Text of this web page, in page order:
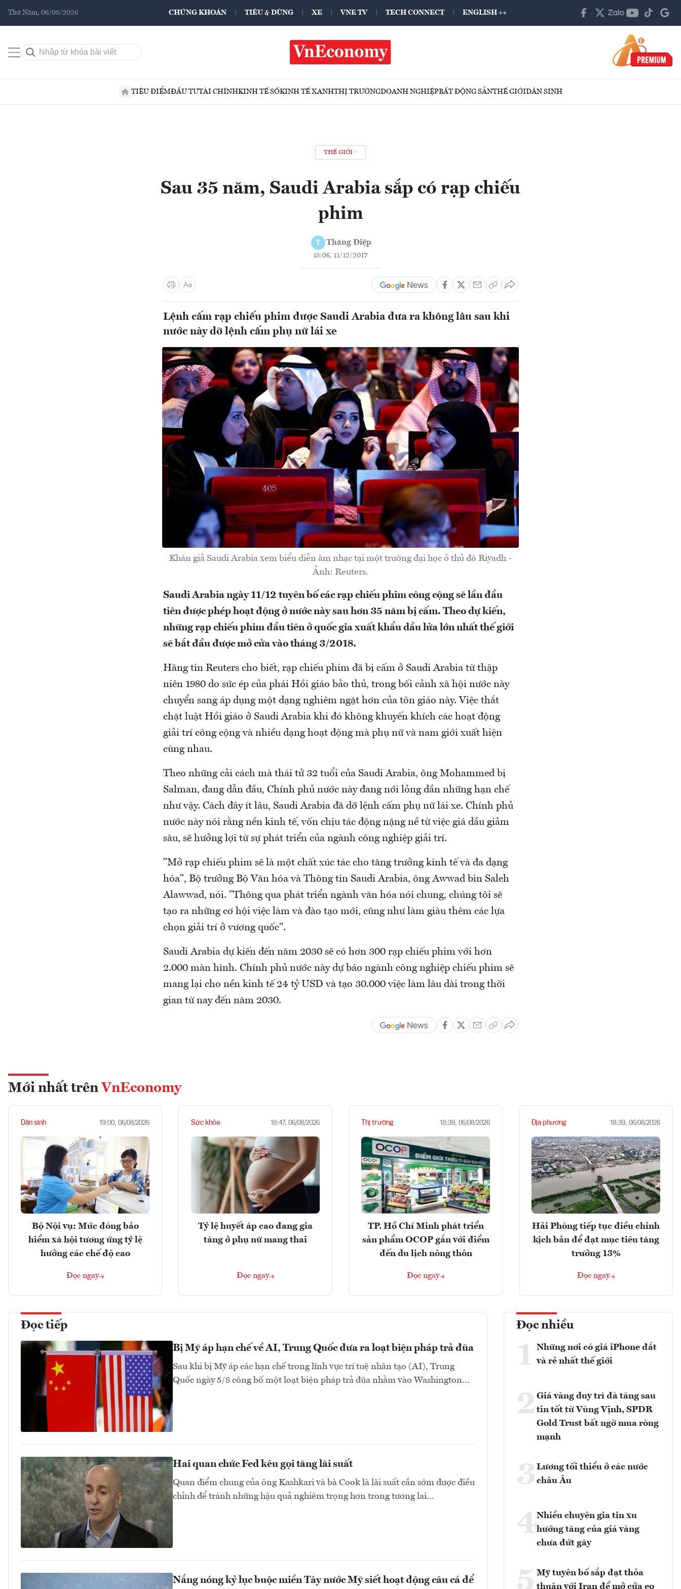
Thứ Năm, 06/08/2026 CHỨNG KHOÁN TIÊU & DÙNG XE VNE TV TECH CONNECT ENGLISH ++
TIÊU ĐIỂMĐẦU TƯTÀI CHÍNHKINH TẾ SỐKINH TẾ XANHTHỊ TRƯỜNGDOANH NGHIỆPBẤT ĐỘNG SẢNTHẾ GIỚIDÂN SINH
THẾ GIỚI
Sau 35 năm, Saudi Arabia sắp có rạp chiếu
phim
T Thăng Điệp
18:06, 11/12/2017
Lệnh cấm rạp chiếu phim được Saudi Arabia đưa ra không lâu sau khi
nước này dỡ lệnh cấm phụ nữ lái xe
Khán giả Saudi Arabia xem biểu diễn âm nhạc tại một trường đại học ở thủ đô Riyadh -
Ảnh: Reuters.
Saudi Arabia ngày 11/12 tuyên bố các rạp chiếu phim công cộng sẽ lần đầu
tiên được phép hoạt động ở nước này sau hơn 35 năm bị cấm. Theo dự kiến,
những rạp chiếu phim đầu tiên ở quốc gia xuất khẩu dầu lửa lớn nhất thế giới
sẽ bắt đầu được mở cửa vào tháng 3/2018.
Hãng tin Reuters cho biết, rạp chiếu phim đã bị cấm ở Saudi Arabia từ thập
niên 1980 do sức ép của phái Hồi giáo bảo thủ, trong bối cảnh xã hội nước này
chuyển sang áp dụng một dạng nghiêm ngặt hơn của tôn giáo này. Việc thắt
chặt luật Hồi giáo ở Saudi Arabia khi đó không khuyến khích các hoạt động
giải trí công cộng và nhiều dạng hoạt động mà phụ nữ và nam giới xuất hiện
cùng nhau.
Theo những cải cách mà thái tử 32 tuổi của Saudi Arabia, ông Mohammed bị
Salman, đang dẫn đầu, Chính phủ nước này đang nới lỏng dần những hạn chế
như vậy. Cách đây ít lâu, Saudi Arabia đã dỡ lệnh cấm phụ nữ lái xe. Chính phủ
nước này nói rằng nền kinh tế, vốn chịu tác động nặng nề từ việc giá dầu giảm
sâu, sẽ hưởng lợi từ sự phát triển của ngành công nghiệp giải trí.
"Mở rạp chiếu phim sẽ là một chất xúc tác cho tăng trưởng kinh tế và đa dạng
hóa", Bộ trưởng Bộ Văn hóa và Thông tin Saudi Arabia, ông Awwad bin Saleh
Alawwad, nói. "Thông qua phát triển ngành văn hóa nói chung, chúng tôi sẽ
tạo ra những cơ hội việc làm và đào tạo mới, cũng như làm giàu thêm các lựa
chọn giải trí ở vương quốc".
Saudi Arabia dự kiến đến năm 2030 sẽ có hơn 300 rạp chiếu phim với hơn
2.000 màn hình. Chính phủ nước này dự báo ngành công nghiệp chiếu phim sẽ
mang lại cho nền kinh tế 24 tỷ USD và tạo 30.000 việc làm lâu dài trong thời
gian từ nay đến năm 2030.
Mới nhất trên VnEconomy
Dân sinh 19:00, 06/08/2026
Bộ Nội vụ: Mức đóng bảo
hiểm xã hội tương ứng tỷ lệ
hưởng các chế độ cao
Đọc ngay
Sức khỏe 18:47, 06/08/2026
Tỷ lệ huyết áp cao đang gia
tăng ở phụ nữ mang thai
Đọc ngay
Thị trường 18:39, 06/08/2026
TP. Hồ Chí Minh phát triển
sản phẩm OCOP gắn với điểm
đến du lịch nông thôn
Đọc ngay
Địa phương 18:39, 06/08/2026
Hải Phòng tiếp tục điều chỉnh
kịch bản để đạt mục tiêu tăng
trưởng 13%
Đọc ngay
Đọc tiếp
Bị Mỹ áp hạn chế về AI, Trung Quốc đưa ra loạt biện pháp trả đũa
Sau khi bị Mỹ áp các hạn chế trong lĩnh vực trí tuệ nhân tạo (AI), Trung
Quốc ngày 5/8 công bố một loạt biện pháp trả đũa nhằm vào Washington...
Hai quan chức Fed kêu gọi tăng lãi suất
Quan điểm chung của ông Kashkari và bà Cook là lãi suất cần sớm được điều
chỉnh để tránh những hậu quả nghiêm trọng hơn trong tương lai...
Nắng nóng kỷ lục buộc miền Tây nước Mỹ siết hoạt động câu cá để
Đọc nhiều
1 Những nơi có giá iPhone đắt
và rẻ nhất thế giới
2Giá vàng duy trì đà tăng sau
tin tốt từ Vùng Vịnh, SPDR
Gold Trust bất ngờ mua ròng
mạnh
3 Lương tối thiểu ở các nước
châu Âu
4Nhiều chuyên gia tin xu
hướng tăng của giá vàng
chưa đứt gãy
5 Mỹ tuyên bố sắp đạt thỏa
thuận với Iran để mở cửa eo